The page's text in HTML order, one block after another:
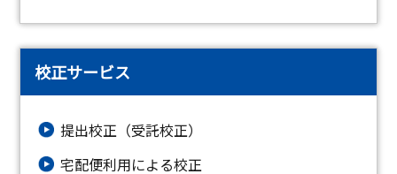
校正サービス
提出校正（受託校正）
宅配便利用による校正